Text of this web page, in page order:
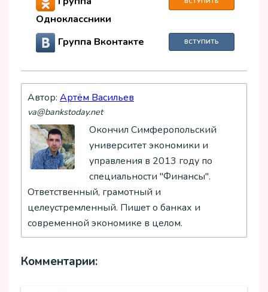
Одноклассники
Группа Вконтакте ВСТУПИТЬ
Автор: Артём Васильев
va@bankstoday.net
Окончил Симферопольский
университет экономики и
управления в 2013 году по
специальности "Финансы".
Ответственный, грамотный и
целеустремленный. Пишет о банках и
современной экономике в целом.
Комментарии: